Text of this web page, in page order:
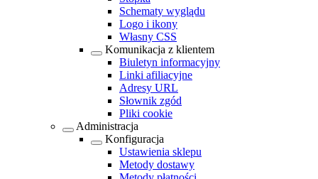
Schematy wyglądu
Logo i ikony
Własny CSS
Komunikacja z klientem
Biuletyn informacyjny
Linki afiliacyjne
Adresy URL
Słownik zgód
Pliki cookie
Administracja
Konfiguracja
Ustawienia sklepu
Metody dostawy